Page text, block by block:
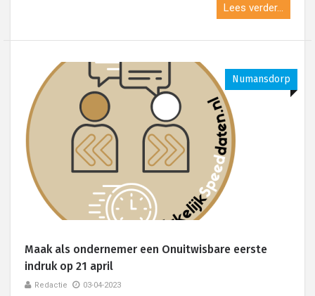
Lees verder...
Numansdorp
Maak als ondernemer een Onuitwisbare eerste
indruk op 21 april
Redactie 03-04-2023